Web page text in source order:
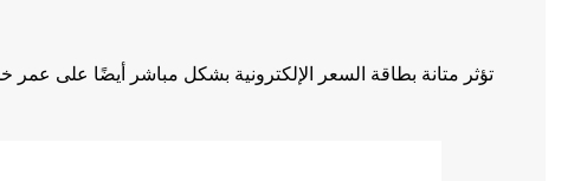
تؤثر متانة بطاقة السعر الإلكترونية بشكل مباشر أيضًا على عمر